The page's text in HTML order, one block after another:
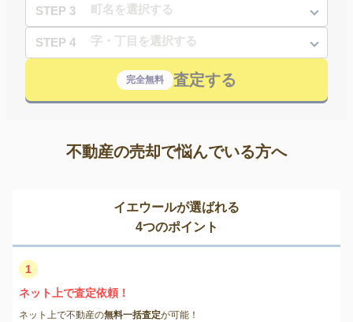
STEP 3
STEP 4
完全無料 査定する
不動産の売却で悩んでいる方へ
イエウールが選ばれる
4つのポイント
1
ネット上で査定依頼！
ネット上で不動産の無料一括査定が可能！